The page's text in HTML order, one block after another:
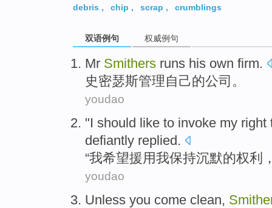
debris , chip , scrap , crumblings
双语例句 权威例句
Mr Smithers runs his own firm.
史密瑟斯管理 自己的公司。
youdao
"I should like to invoke my right
defiantly replied.
“我希望援用我保持沉默的权利
youdao
Unless you come clean,